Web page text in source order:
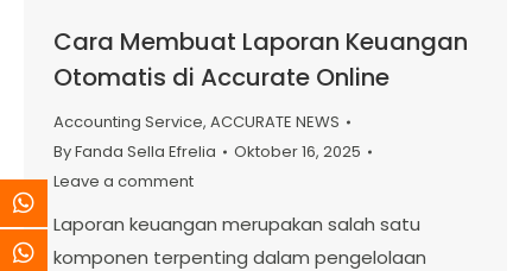
Cara Membuat Laporan Keuangan
Otomatis di Accurate Online
Accounting Service, ACCURATE NEWS
ByFanda Sella Efrelia
Oktober 16, 2025
Leave a comment
Laporan keuangan merupakan salah satu
komponen terpenting dalam pengelolaan